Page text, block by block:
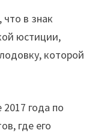
в знак
юстиции,
которой
года по
где его